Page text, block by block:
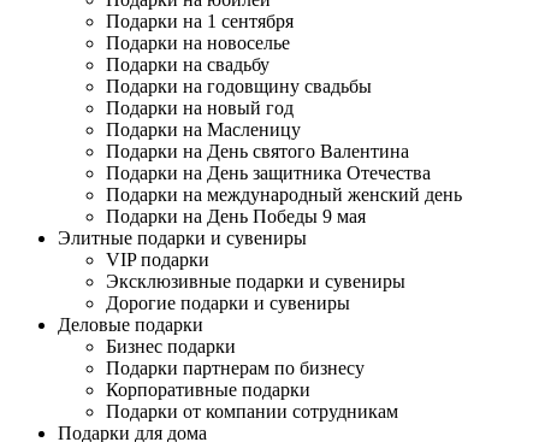
Подарки на 1 сентября
Подарки на новоселье
Подарки на свадьбу
Подарки на годовщину свадьбы
Подарки на новый год
Подарки на Масленицу
Подарки на День святого Валентина
Подарки на День защитника Отечества
Подарки на международный женский день
Подарки на День Победы 9 мая
Элитные подарки и сувениры
VIP подарки
Эксклюзивные подарки и сувениры
Дорогие подарки и сувениры
Деловые подарки
Бизнес подарки
Подарки партнерам по бизнесу
Корпоративные подарки
Подарки от компании сотрудникам
Подарки для дома